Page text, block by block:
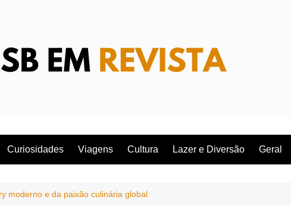
Curiosidades Viagens Cultura Lazer e Diversão Geral
moderno e da paixão culinária global